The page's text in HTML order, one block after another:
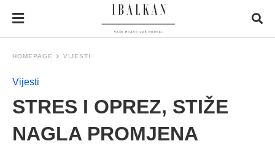
HOMEPAGE VIJESTI
Vijesti
STRES I OPREZ, STIŽE
NAGLA PROMJENA